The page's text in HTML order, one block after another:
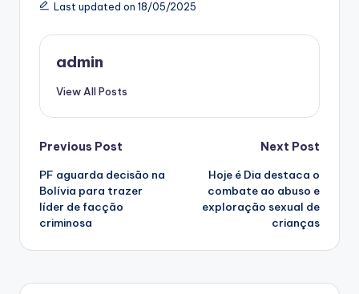
Last updated on 18/05/2025
admin
View All Posts
Post
navigation
Previous Post
PF aguarda decisão na
Bolívia para trazer
líder de facção
criminosa
Next Post
Hoje é Dia destaca o
combate ao abuso e
exploração sexual de
crianças